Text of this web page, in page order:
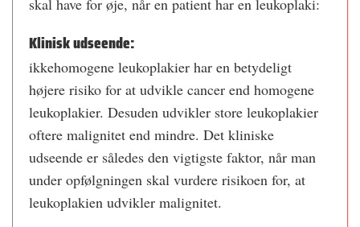
skal have for øje, når en patient har en leukoplaki:
Klinisk udseende:
ikkehomogene leukoplakier har en betydeligt
højere risiko for at udvikle cancer end homogene
leukoplakier. Desuden udvikler store leukoplakier
oftere malignitet end mindre. Det kliniske
udseende er således den vigtigste faktor, når man
under opfølgningen skal vurdere risikoen for, at
leukoplakien udvikler malignitet.